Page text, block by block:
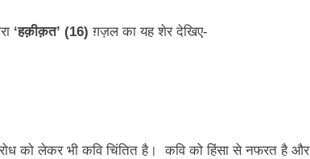
‘हक़ीक़त’ (16) ग़ज़ल का यह शेर देखिए-
को लेकर भी कवि चिंतित है। कवि को हिंसा से नफरत है और